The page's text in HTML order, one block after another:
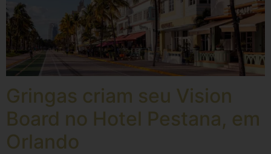
Gringas criam seu Vision
Board no Hotel Pestana, em
Orlando